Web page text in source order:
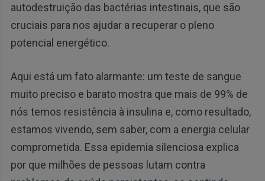
autodestruição das bactérias intestinais, que são
cruciais para nos ajudar a recuperar o pleno
potencial energético.
Aqui está um fato alarmante: um teste de sangue
muito preciso e barato mostra que mais de 99% de
nós temos resistência à insulina e, como resultado,
estamos vivendo, sem saber, com a energia celular
comprometida. Essa epidemia silenciosa explica
por que milhões de pessoas lutam contra